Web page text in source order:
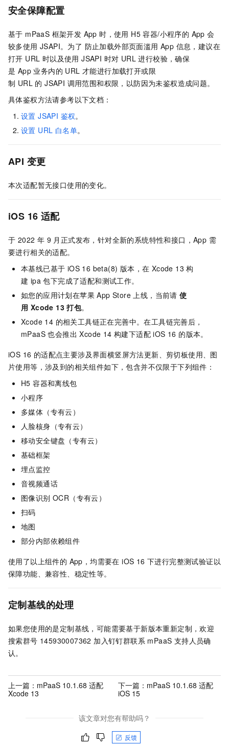
安全保障配置
基于 mPaaS 框架开发 App 时，使用 H5 容器/小程序的 App 会
较多使用 JSAPI。为了 防止加载外部页面滥用 App 信息，建议在
打开 URL 时以及使用 JSAPI 时对 URL 进行校验，确保
是 App 业务内的 URL 才能进行加载打开或限
制 URL 的 JSAPI 调用范围和权限，以防因为未鉴权造成问题。
具体鉴权方法请参考以下文档：
设置 JSAPI 鉴权。
设置 URL 白名单。
API 变更
本次适配暂无接口使用的变化。
iOS 16 适配
于 2022 年 9 月正式发布，针对全新的系统特性和接口，App 需
要进行相关的适配。
本基线已基于 iOS 16 beta(8) 版本，在 Xcode 13 构
建 ipa 包下完成了适配和测试工作。
如您的应用计划在苹果 App Store 上线，当前请使
用 Xcode 13 打包。
Xcode 14 的相关工具链正在完善中。在工具链完善后，
mPaaS 也会推出 Xcode 14 构建下适配 iOS 16 的版本。
iOS 16 的适配点主要涉及界面横竖屏方法更新、剪切板使用、图
片使用等，涉及到的相关组件如下，包含并不仅限于下列组件：
H5 容器和离线包
小程序
多媒体（专有云）
人脸核身（专有云）
移动安全键盘（专有云）
基础框架
埋点监控
音视频通话
图像识别 OCR（专有云）
扫码
地图
部分内部依赖组件
使用了以上组件的 App，均需要在 iOS 16 下进行完整测试验证以
保障功能、兼容性、稳定性等。
定制基线的处理
如果您使用的是定制基线，可能需要基于新版本重新定制，欢迎
搜索群号 145930007362 加入钉钉群联系 mPaaS 支持人员确
认。
上一篇： mPaaS 10.1.68 适配
Xcode 13
下一篇： mPaaS 10.1.68 适配
iOS 15
该文章对您有帮助吗？
反馈